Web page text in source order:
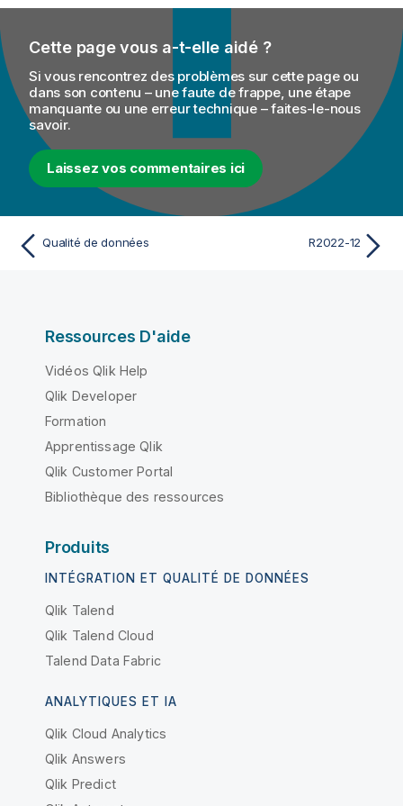
Cette page vous a-t-elle aidé ?
Si vous rencontrez des problèmes sur cette page ou
dans son contenu – une faute de frappe, une étape
manquante ou une erreur technique – faites-le-nous
savoir.
Laissez vos commentaires ici
Qualité de données R2022-12
Ressources D'aide
Vidéos Qlik Help
Qlik Developer
Formation
Apprentissage Qlik
Qlik Customer Portal
Bibliothèque des ressources
Produits
INTÉGRATION ET QUALITÉ DE DONNÉES
Qlik Talend
Qlik Talend Cloud
Talend Data Fabric
ANALYTIQUES ET IA
Qlik Cloud Analytics
Qlik Answers
Qlik Predict